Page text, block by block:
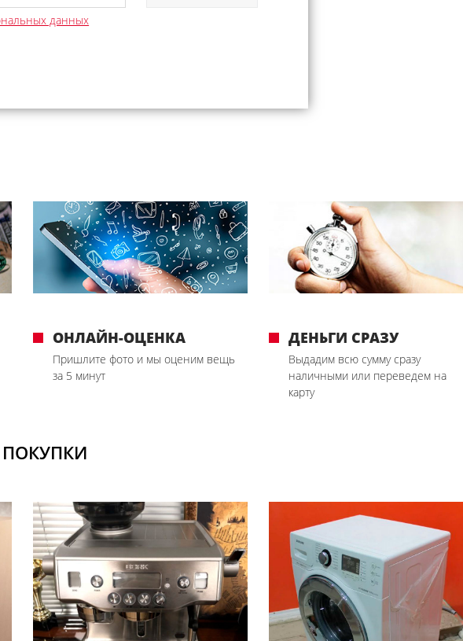
данных
ОНЛАЙН-ОЦЕНКА
Пришлите фото и мы оценим вещь
за 5 минут
ДЕНЬГИ СРАЗУ
Выдадим всю сумму сразу
наличными или переведем на
карту